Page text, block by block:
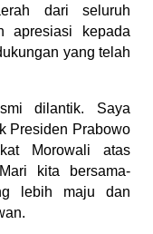
dari seluruh
apresiasi kepada
yang telah
dilantik. Saya
Presiden Prabowo
Morowali atas
kita bersama-
lebih maju dan